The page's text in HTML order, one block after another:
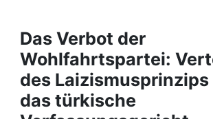
Projects
People
Institutions
Das Verbot der
Wohlfahrtspartei:
des
das türkische